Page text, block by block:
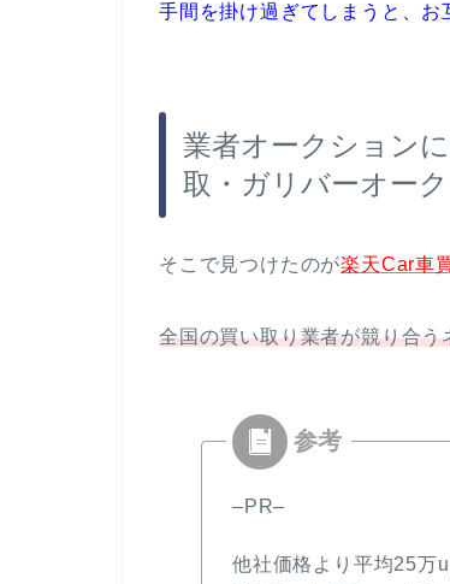
手間を掛け過ぎてしまうと、
業者オークション
取・ガリバーオー
そこで見つけたのが楽天Car車
全国の買い取り業者が競り合
–PR–
他社価格より平均25万